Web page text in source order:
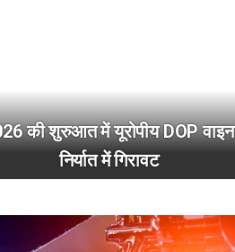
की शुरुआत में यूरोपीय DOP वाइन
निर्यात में गिरावट